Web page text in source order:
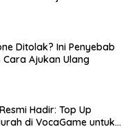
Ditolak? Ini Penyebab
Cara Ajukan Ulang
Hadir: Top Up
di VocaGame untuk